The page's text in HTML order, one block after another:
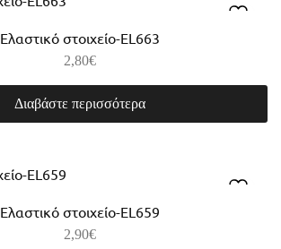
Ελαστικό στοιχείο-EL663
2,80€
Διαβάστε περισσότερα
Ελαστικό στοιχείο-EL659
2,90€